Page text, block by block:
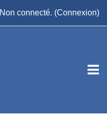
Non connecté. (Connexion)